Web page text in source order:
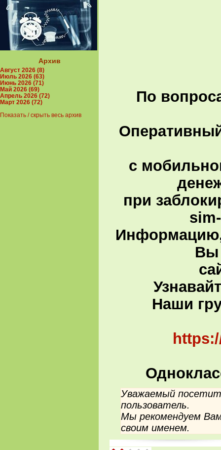
По
с
при
Вы
Наши
Уважаемый
пользователь.
Мы рекомендуем
своим именем.
Архив
Август 2026 (8)
Июль 2026 (63)
Июнь 2026 (71)
Май 2026 (69)
Апрель 2026 (72)
Март 2026 (72)
Показать / скрыть весь архив